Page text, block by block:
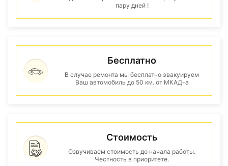
пару дней !
Бесплатно
В случае ремонта мы бесплатно эвакуируем
Ваш автомобиль до 50 км. от МКАД-а
Стоимость
Озвучиваем стоимость до начала работы.
Честность в приоритете.